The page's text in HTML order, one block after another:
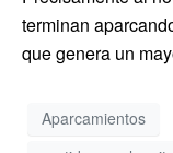
terminan
que genera un
Aparcamientos